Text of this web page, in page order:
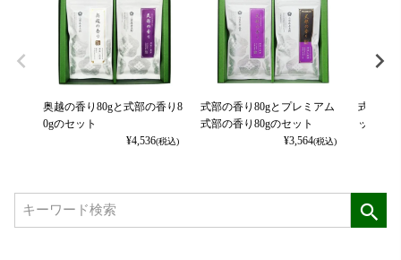
奥越の香り80gと式部の香り8
0gのセット
¥4,536(税込)
式部の香り80gとプレミアム
式部の香り80gのセット
¥3,564(税込)
式部の
ット